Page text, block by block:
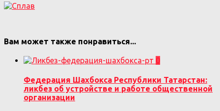
Вам может также понравиться...
0
Федерация Шахбокса Республики Татарстан:
ликбез об устройстве и работе общественной
организации